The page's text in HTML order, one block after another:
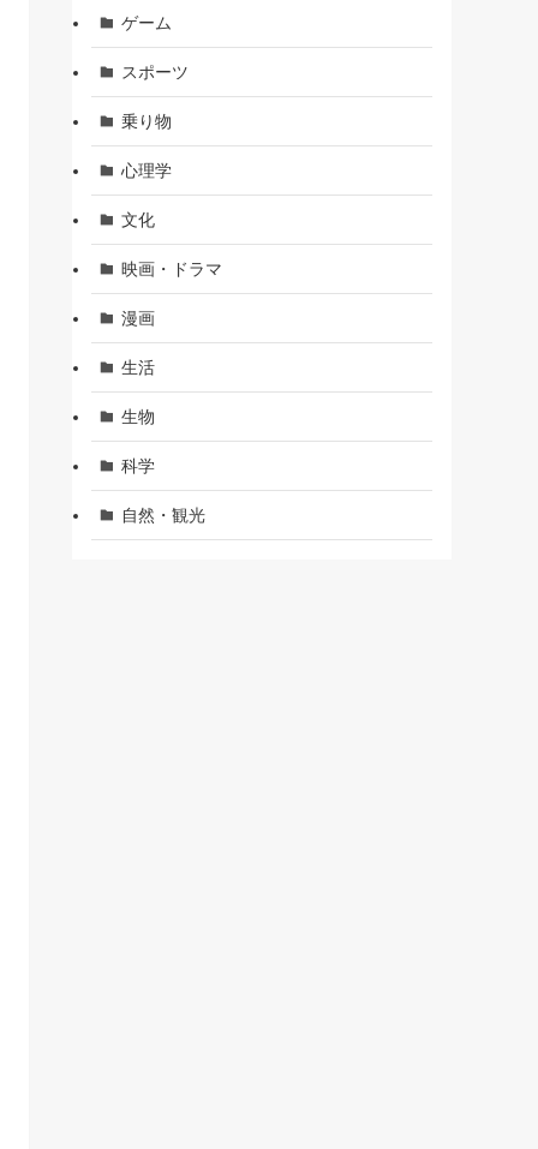
ゲーム
スポーツ
乗り物
心理学
文化
映画・ドラマ
漫画
生活
生物
科学
自然・観光